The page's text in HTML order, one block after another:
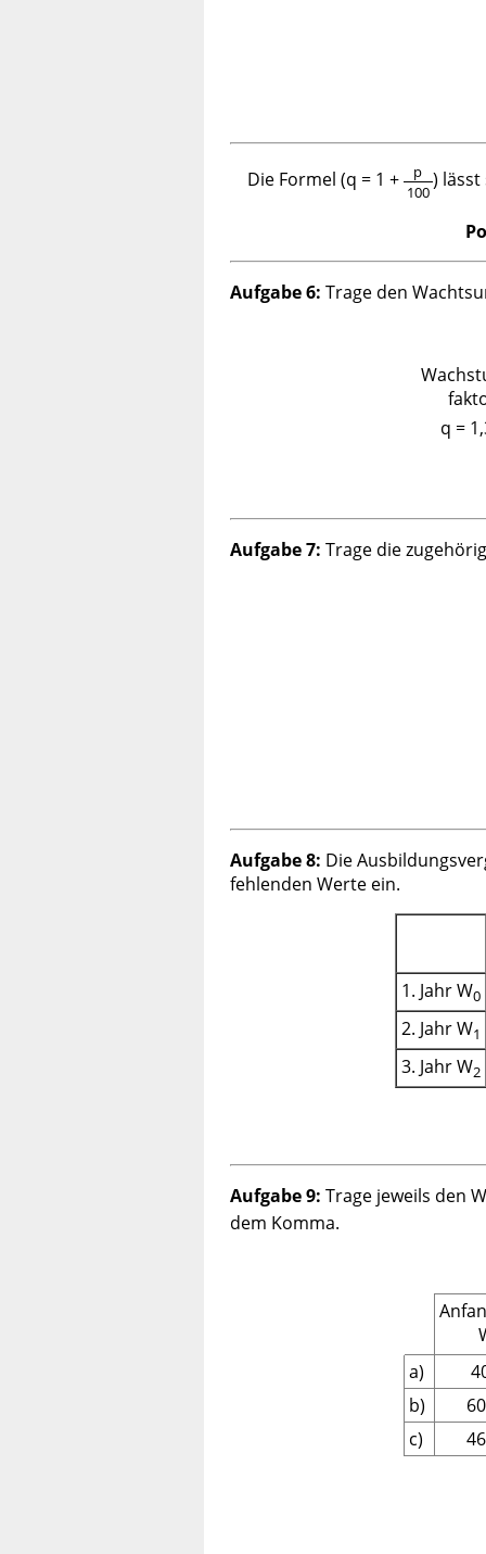
Die Formel (q = 1 +
p
100
)
Aufgabe 6: Trage den
q =
Aufgabe 7: Trage die
Aufgabe 8: Die
fehlenden Werte ein.
1. Jahr W0
2. Jahr W1
3. Jahr W2
Aufgabe 9: Trage jeweils den
dem Komma.
a)
b)
c)